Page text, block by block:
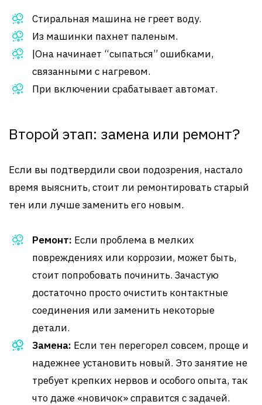
Стиральная машина не греет воду.
Из машинки пахнет паленым.
|Она начинает “сыпаться” ошибками,
связанными с нагревом.
При включении срабатывает автомат.
Второй этап: замена или ремонт?
Если вы подтвердили свои подозрения, настало
время выяснить, стоит ли ремонтировать старый
тен или лучше заменить его новым.
Ремонт: Если проблема в мелких
повреждениях или коррозии, может быть,
стоит попробовать починить. Зачастую
достаточно просто очистить контактные
соединения или заменить некоторые
детали.
Замена: Если тен перегорел совсем, проще и
надежнее установить новый. Это занятие не
требует крепких нервов и особого опыта, так
что даже «новичок» справится с задачей.